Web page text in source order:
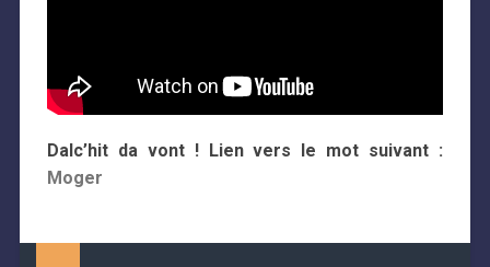
Dalc’hit da vont ! Lien vers le mot suivant :
Moger